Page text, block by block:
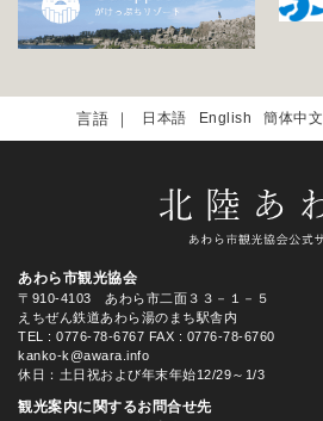
日本語 English 簡体中文
あわら市観光協会
〒910-4103 あわら市二面３３－１－５
えちぜん鉄道あわら湯のまち駅舎内
TEL
: 0776-78-6767 FAX : 0776-78-6760
kanko-k@awara.info
休日：土日祝および年末年始12/29～1/3
観光案内に関するお問合せ先